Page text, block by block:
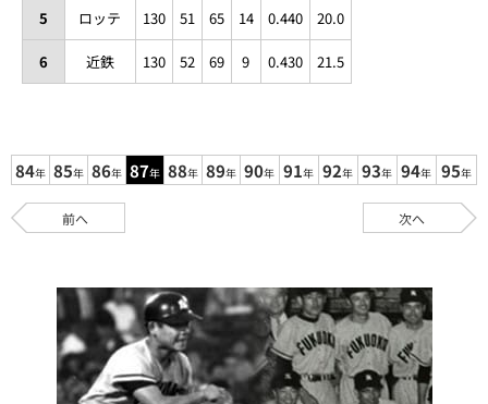
5 ロッテ 130 51 65 14 0.440 20.0
6 近鉄 130 52 69 9 0.430 21.5
84年 85年 86年 87年 88年 89年 90年 91年 92年 93年 94年 95年
前へ 次へ